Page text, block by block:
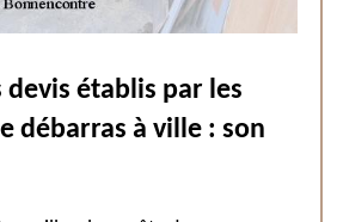
établis par les
débarras à ville : son